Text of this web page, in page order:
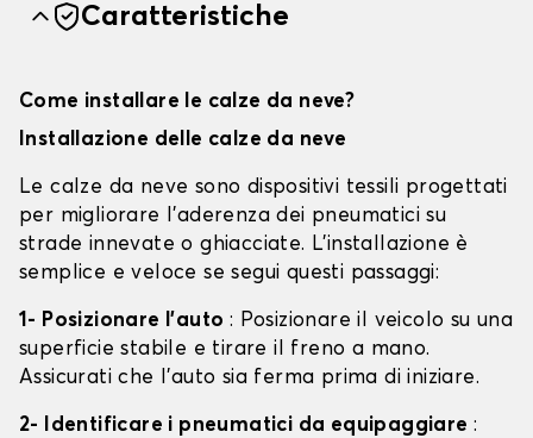
Caratteristiche
Come installare le calze da neve?
Installazione delle calze da neve
Le calze da neve sono dispositivi tessili progettati
per migliorare l'aderenza dei pneumatici su
strade innevate o ghiacciate. L'installazione è
semplice e veloce se segui questi passaggi:
1- Posizionare l'auto : Posizionare il veicolo su una
superficie stabile e tirare il freno a mano.
Assicurati che l'auto sia ferma prima di iniziare.
2- Identificare i pneumatici da equipaggiare :